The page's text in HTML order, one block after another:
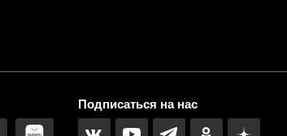
Подписаться на нас